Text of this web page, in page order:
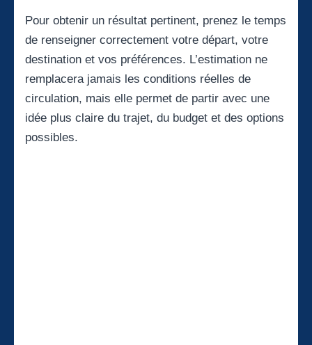
Pour obtenir un résultat pertinent, prenez le temps
de renseigner correctement votre départ, votre
destination et vos préférences. L’estimation ne
remplacera jamais les conditions réelles de
circulation, mais elle permet de partir avec une
idée plus claire du trajet, du budget et des options
possibles.